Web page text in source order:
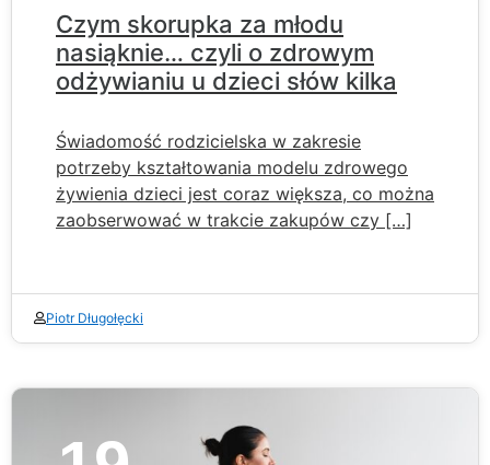
Czym skorupka za młodu
nasiąknie… czyli o zdrowym
odżywianiu u dzieci słów kilka
Świadomość rodzicielska w zakresie
potrzeby kształtowania modelu zdrowego
żywienia dzieci jest coraz większa, co można
zaobserwować w trakcie zakupów czy […]
Piotr Długołęcki